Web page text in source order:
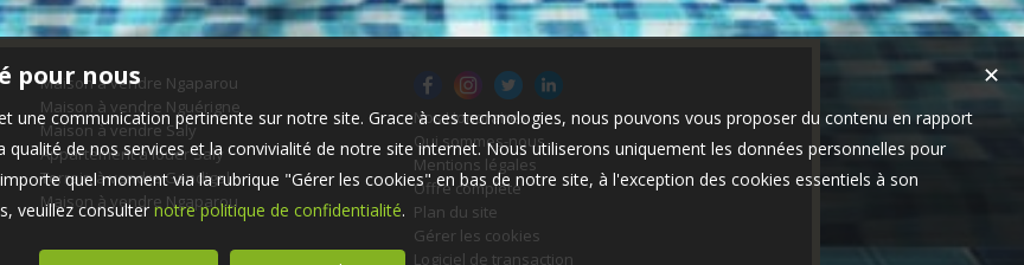
Maison à vendre Ngaparou
Maison à vendre Nguérigne
Maison à vendre Saly
Appartement à louer Saly
Terrain à vendre Gandigal
Maison à vendre Ngaparou
Nos Honoraires
Qui sommes-nous
Mentions légales
Offre complète
Plan du site
Gérer les cookies
Logiciel de transaction
✕
pour nous
une communication pertinente sur notre site. Grace à ces technologies, nous pouvons vous proposer du contenu en rapport
de nos services et la convivialité de notre site internet. Nous utiliserons uniquement les données personnelles pour
quel moment via la rubrique "Gérer les cookies" en bas de notre site, à l'exception des cookies essentiels à son
veuillez consulter notre politique de confidentialité.